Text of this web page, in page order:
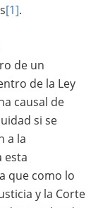
[1].
de un
de la Ley
causal de
si se
a la
esta
que como lo
y la Corte